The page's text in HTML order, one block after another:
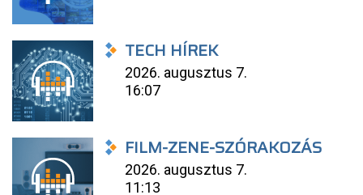
TECH HÍREK
2026. augusztus 7.
16:07
FILM-ZENE-SZÓRAKOZÁS
2026. augusztus 7.
11:13